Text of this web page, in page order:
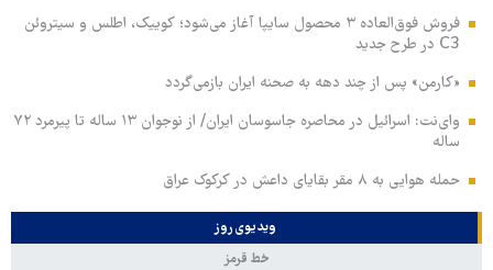
فروش فوق‌العاده ۳ محصول سایپا آغاز می‌شود؛ کوییک، اطلس و سیتروئن
C3 در طرح جدید
«کارمن» پس از چند دهه به صحنه ایران بازمی‌گردد
وای‌نت: اسرائیل در محاصره جاسوسان ایران/ از نوجوان ۱۳ ساله تا پیرمرد ۷۲
ساله
حمله هوایی به ۸ مقر بقایای داعش در کرکوک عراق
ویدیوی روز
خط قرمز